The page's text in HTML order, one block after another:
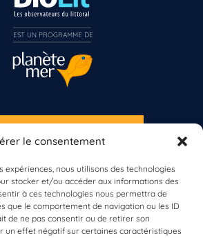
le consentement
nous utilisons des technologies
stocker et/ou accéder aux informations des
à ces technologies nous permettra de
que le comportement de navigation ou les ID
de ne pas consentir ou de retirer son
un effet négatif sur certaines caractéristiques
À LA NEWSLETTER
vous dès maintenant